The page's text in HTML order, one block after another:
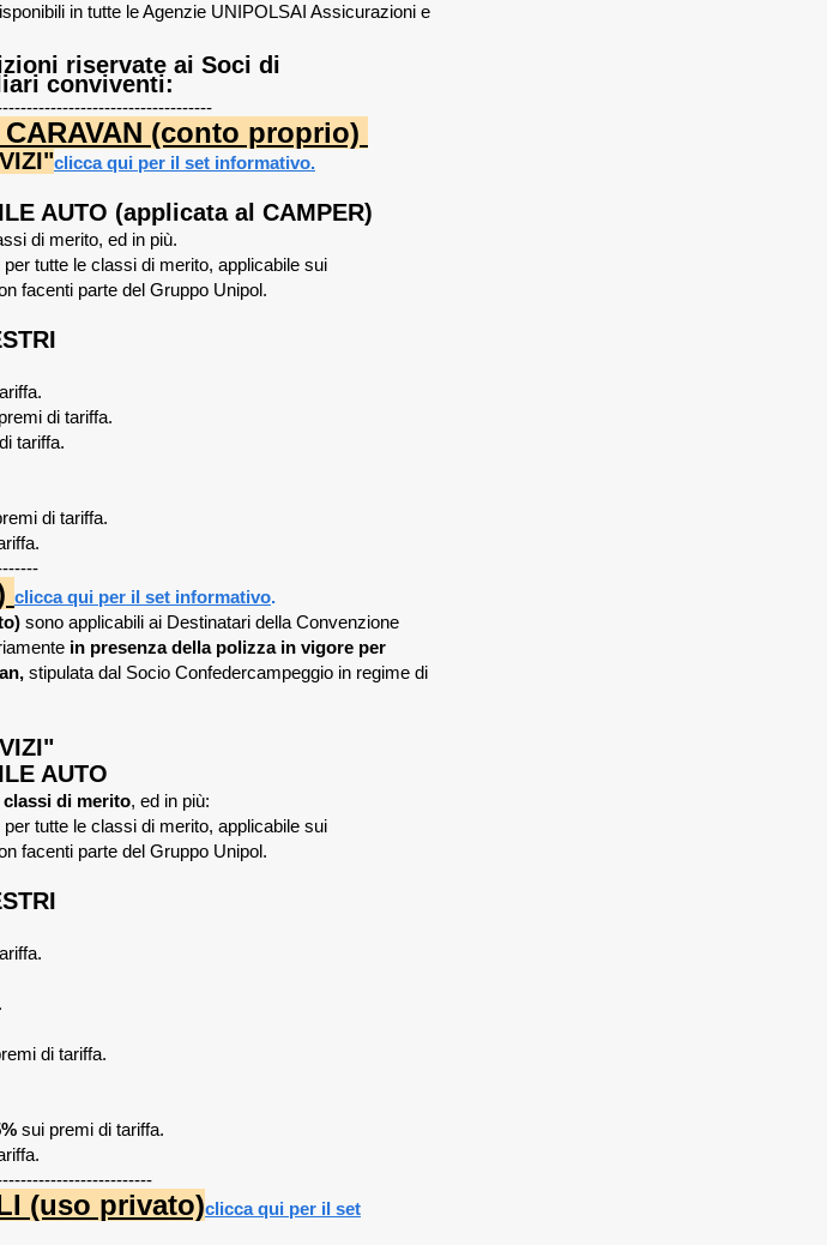
in tutte le Agenzie UNIPOLSAI Assicurazioni e
riservate ai Soci di
conviventi:
CARAVAN (conto proprio)
clicca qui per il set informativo.
AUTO (applicata al CAMPER)
di merito, ed in più.
per tutte le classi di merito, applicabile sui
facenti parte del Gruppo Unipol.
di tariffa.
tariffa.
di tariffa.
clicca qui per il set informativo.
sono applicabili ai Destinatari della Convenzione
in presenza della polizza in vigore per
stipulata dal Socio Confedercampeggio in regime di
AUTO
di merito, ed in più:
per tutte le classi di merito, applicabile sui
facenti parte del Gruppo Unipol.
di tariffa.
sui premi di tariffa.
(uso privato)clicca qui per il set